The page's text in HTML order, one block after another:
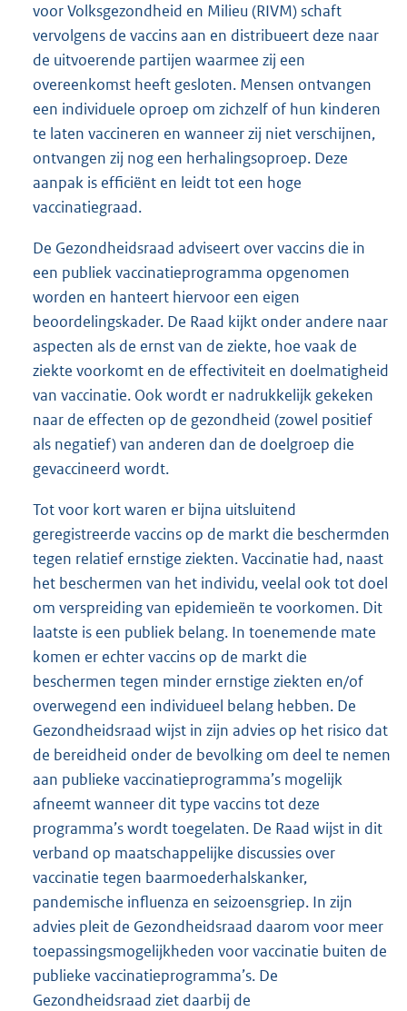
voor Volksgezondheid en Milieu (RIVM) schaft
vervolgens de vaccins aan en distribueert deze naar
de uitvoerende partijen waarmee zij een
overeenkomst heeft gesloten. Mensen ontvangen
een individuele oproep om zichzelf of hun kinderen
te laten vaccineren en wanneer zij niet verschijnen,
ontvangen zij nog een herhalingsoproep. Deze
aanpak is efficiënt en leidt tot een hoge
vaccinatiegraad.
De Gezondheidsraad adviseert over vaccins die in
een publiek vaccinatieprogramma opgenomen
worden en hanteert hiervoor een eigen
beoordelingskader. De Raad kijkt onder andere naar
aspecten als de ernst van de ziekte, hoe vaak de
ziekte voorkomt en de effectiviteit en doelmatigheid
van vaccinatie. Ook wordt er nadrukkelijk gekeken
naar de effecten op de gezondheid (zowel positief
als negatief) van anderen dan de doelgroep die
gevaccineerd wordt.
Tot voor kort waren er bijna uitsluitend
geregistreerde vaccins op de markt die beschermden
tegen relatief ernstige ziekten. Vaccinatie had, naast
het beschermen van het individu, veelal ook tot doel
om verspreiding van epidemieën te voorkomen. Dit
laatste is een publiek belang. In toenemende mate
komen er echter vaccins op de markt die
beschermen tegen minder ernstige ziekten en/of
overwegend een individueel belang hebben. De
Gezondheidsraad wijst in zijn advies op het risico dat
de bereidheid onder de bevolking om deel te nemen
aan publieke vaccinatieprogramma’s mogelijk
afneemt wanneer dit type vaccins tot deze
programma’s wordt toegelaten. De Raad wijst in dit
verband op maatschappelijke discussies over
vaccinatie tegen baarmoederhalskanker,
pandemische influenza en seizoensgriep. In zijn
advies pleit de Gezondheidsraad daarom voor meer
toepassingsmogelijkheden voor vaccinatie buiten de
publieke vaccinatieprogramma’s. De
Gezondheidsraad ziet daarbij de